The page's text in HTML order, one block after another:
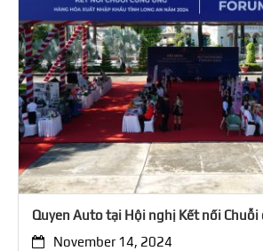
Quyen Auto tại Hội nghị Kết nối Chuỗi
November 14, 2024